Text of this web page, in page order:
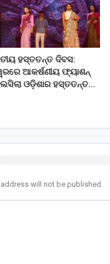
ହସ୍ତତନ୍ତ ଦିବସ:
ଆକର୍ଷଣୀୟ ଫ୍ୟାଶନ୍
ଓଡ଼ିଶାର ହସ୍ତତନ୍ତ…
will not be published.